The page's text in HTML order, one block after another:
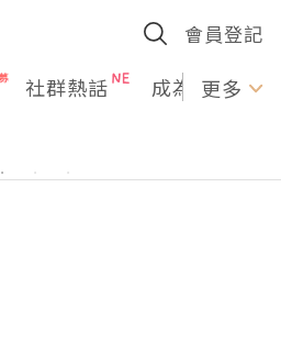
會員登記
社群熱話 成為U更多